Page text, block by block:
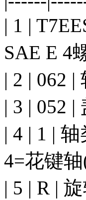
| 1 |
SAE E 4
| 2 | 062
| 3 | 052
| 4 | 1 |
4=花键
| 5 | R |